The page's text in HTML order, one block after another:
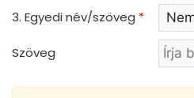
3. Egyedi név/szöveg *
Szöveg